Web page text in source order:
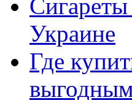
Украине
Где